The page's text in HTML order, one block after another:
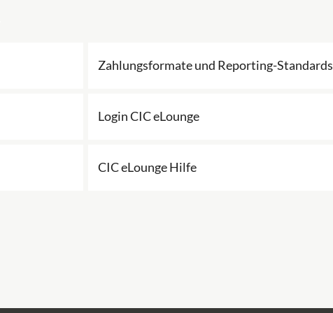
Zahlungsformate und Reporting-Standards
Login CIC eLounge
CIC eLounge Hilfe